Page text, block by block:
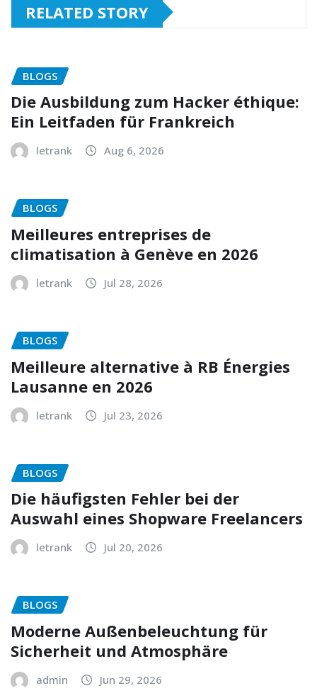
RELATED STORY
BLOGS
Die Ausbildung zum Hacker éthique:
Ein Leitfaden für Frankreich
letrank Aug 6, 2026
BLOGS
Meilleures entreprises de
climatisation à Genève en 2026
letrank Jul 28, 2026
BLOGS
Meilleure alternative à RB Énergies
Lausanne en 2026
letrank Jul 23, 2026
BLOGS
Die häufigsten Fehler bei der
Auswahl eines Shopware Freelancers
letrank Jul 20, 2026
BLOGS
Moderne Außenbeleuchtung für
Sicherheit und Atmosphäre
admin Jun 29, 2026